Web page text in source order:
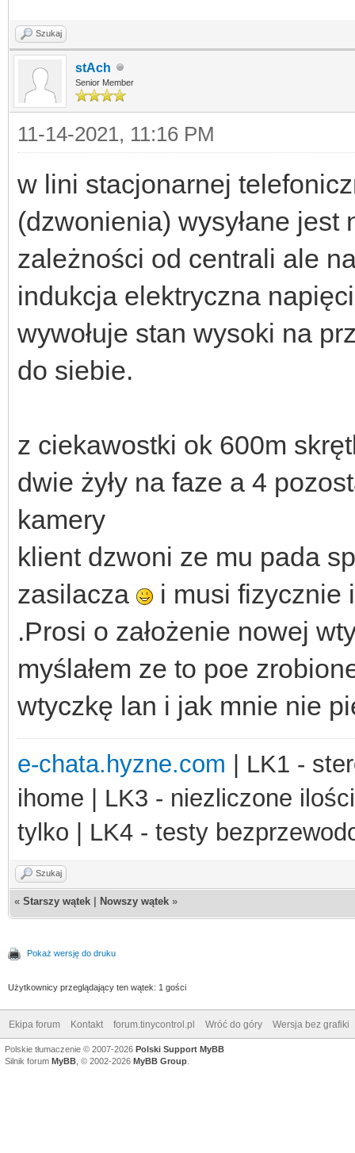
Szukaj
stAch
Senior Member
11-14-2021, 11:16 PM
w lini stacjonarnej
(dzwonienia) wysyłane
zależności od centrali ale
indukcja elektryczna
wywołuje stan wysoki na
do siebie.
z ciekawostki ok 600m
dwie żyły na faze a 4
kamery
klient dzwoni ze mu pada
zasilacza
i musi fizycznie
.Prosi o założenie nowej
myślałem ze to poe
wtyczkę lan i jak mnie nie
e-chata.hyzne.com | LK1 -
ihome | LK3 - niezliczone
tylko | LK4 - testy
Szukaj
« Starszy wątek Nowszy wątek »
Pokaż wersję do druku
Użytkownicy przeglądający ten wątek: 1 gości
Ekipa forum Kontakt forum.tinycontrol.pl Wróć do góry Wersja bez grafiki
Polskie tłumaczenie © 2007-2026 Polski Support MyBB
Silnik forum MyBB , © 2002-2026 MyBB Group